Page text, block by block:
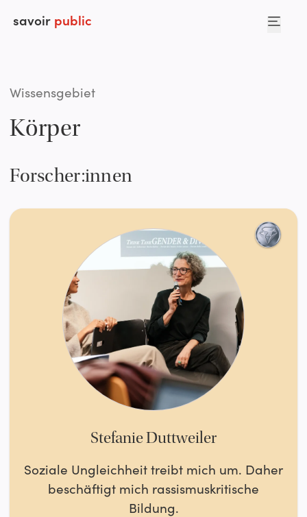
savoir public
Wissensgebiet
Körper
Forscher:innen
Stefanie Duttweiler
Soziale Ungleichheit treibt mich um. Daher
beschäftigt mich rassismuskritische
Bildung.